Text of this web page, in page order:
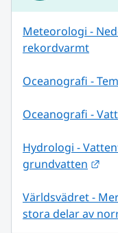
Meteorologi -
rekordvarmt
Oceanografi -
Oceanografi -
Hydrologi -
grundvatten
Världsvädret -
stora delar av